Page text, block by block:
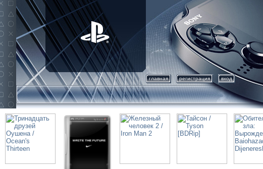
главная регистрация вход